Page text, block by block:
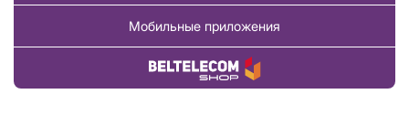
Мобильные приложения
Купить товар